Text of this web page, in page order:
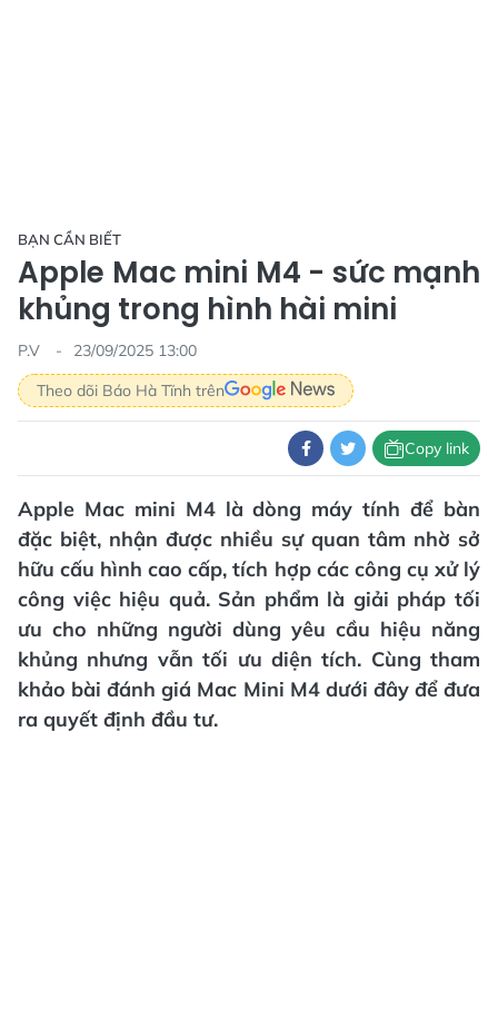
BẠN CẦN BIẾT
Apple Mac mini M4 - sức mạnh
khủng trong hình hài mini
P.V
23/09/2025 13:00
Theo dõi Báo Hà Tĩnh trên
Copy link
Apple Mac mini M4 là dòng máy tính để bàn
đặc biệt, nhận được nhiều sự quan tâm nhờ sở
hữu cấu hình cao cấp, tích hợp các công cụ xử lý
công việc hiệu quả. Sản phẩm là giải pháp tối
ưu cho những người dùng yêu cầu hiệu năng
khủng nhưng vẫn tối ưu diện tích. Cùng tham
khảo bài đánh giá Mac Mini M4 dưới đây để đưa
ra quyết định đầu tư.